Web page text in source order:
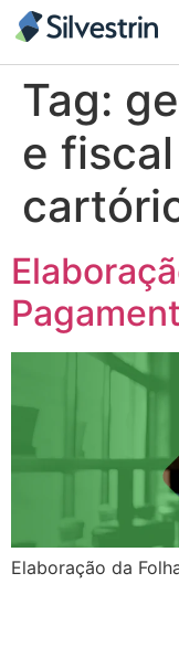
Tag:
e
Elaboração da